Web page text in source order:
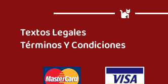
Textos Legales
Términos Y Condiciones